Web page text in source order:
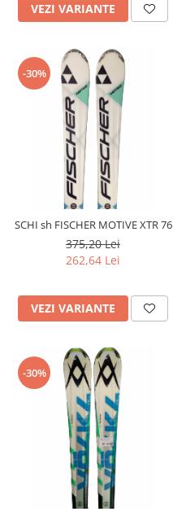
VEZI VARIANTE
-30%
SCHI sh FISCHER MOTIVE XTR 76
375,20 Lei
262,64 Lei
VEZI VARIANTE
-30%